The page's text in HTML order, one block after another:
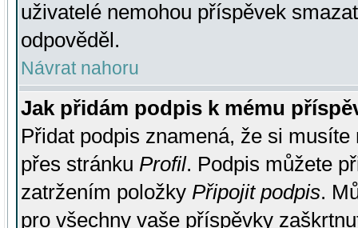
uživatelé nemohou příspěvek
odpověděl.
Návrat nahoru
Jak přidám podpis k mému
Přidat podpis znamená, že si
přes stránku Profil. Podpis můžete
zatržením položky Připojit podpis.
pro všechny vaše příspěvky